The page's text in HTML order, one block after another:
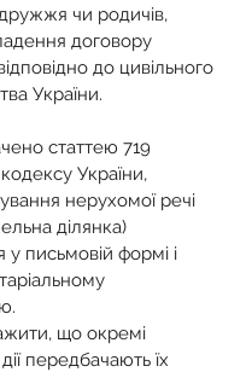
чи родичів,
договору
до цивільного
України.
статтею 719
України,
нерухомої речі
ділянка)
у письмовій формі і
що окремі
передбачають їх